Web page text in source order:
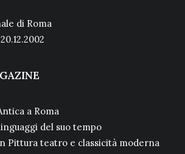
di Roma
a Roma
del suo tempo
Pittura teatro e classicità moderna